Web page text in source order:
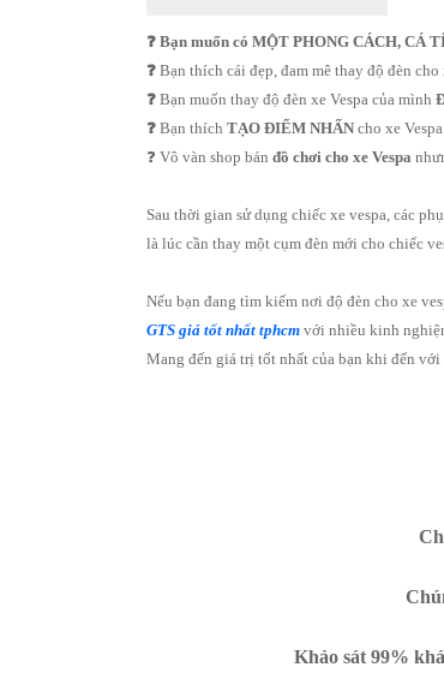
❓ Bạn muốn có MỘT PHONG CÁCH, CÁ
❓ Bạn thích cái đẹp, đam mê thay độ đèn cho
❓ ​ Bạn muốn thay độ đèn xe Vespa của mình
❓ Bạn thích TẠO ĐIỂM NHẤN cho xe
❓ Vô vàn shop bán đồ chơi cho xe Vespa
Sau thời gian sử dụng chiếc xe vespa, các
là lúc cần thay một cụm đèn mới cho chiếc
Nếu bạn đang tìm kiếm nơi độ đèn cho xe
GTS giá tốt nhất tphcm với nhiều kinh
Mang đến giá trị tốt nhất của bạn khi đến
Khảo sát 99%